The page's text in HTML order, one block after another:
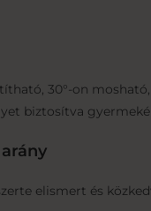
30°-on
biztosítva
elismert és